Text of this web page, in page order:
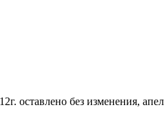
оставлено без изменения,